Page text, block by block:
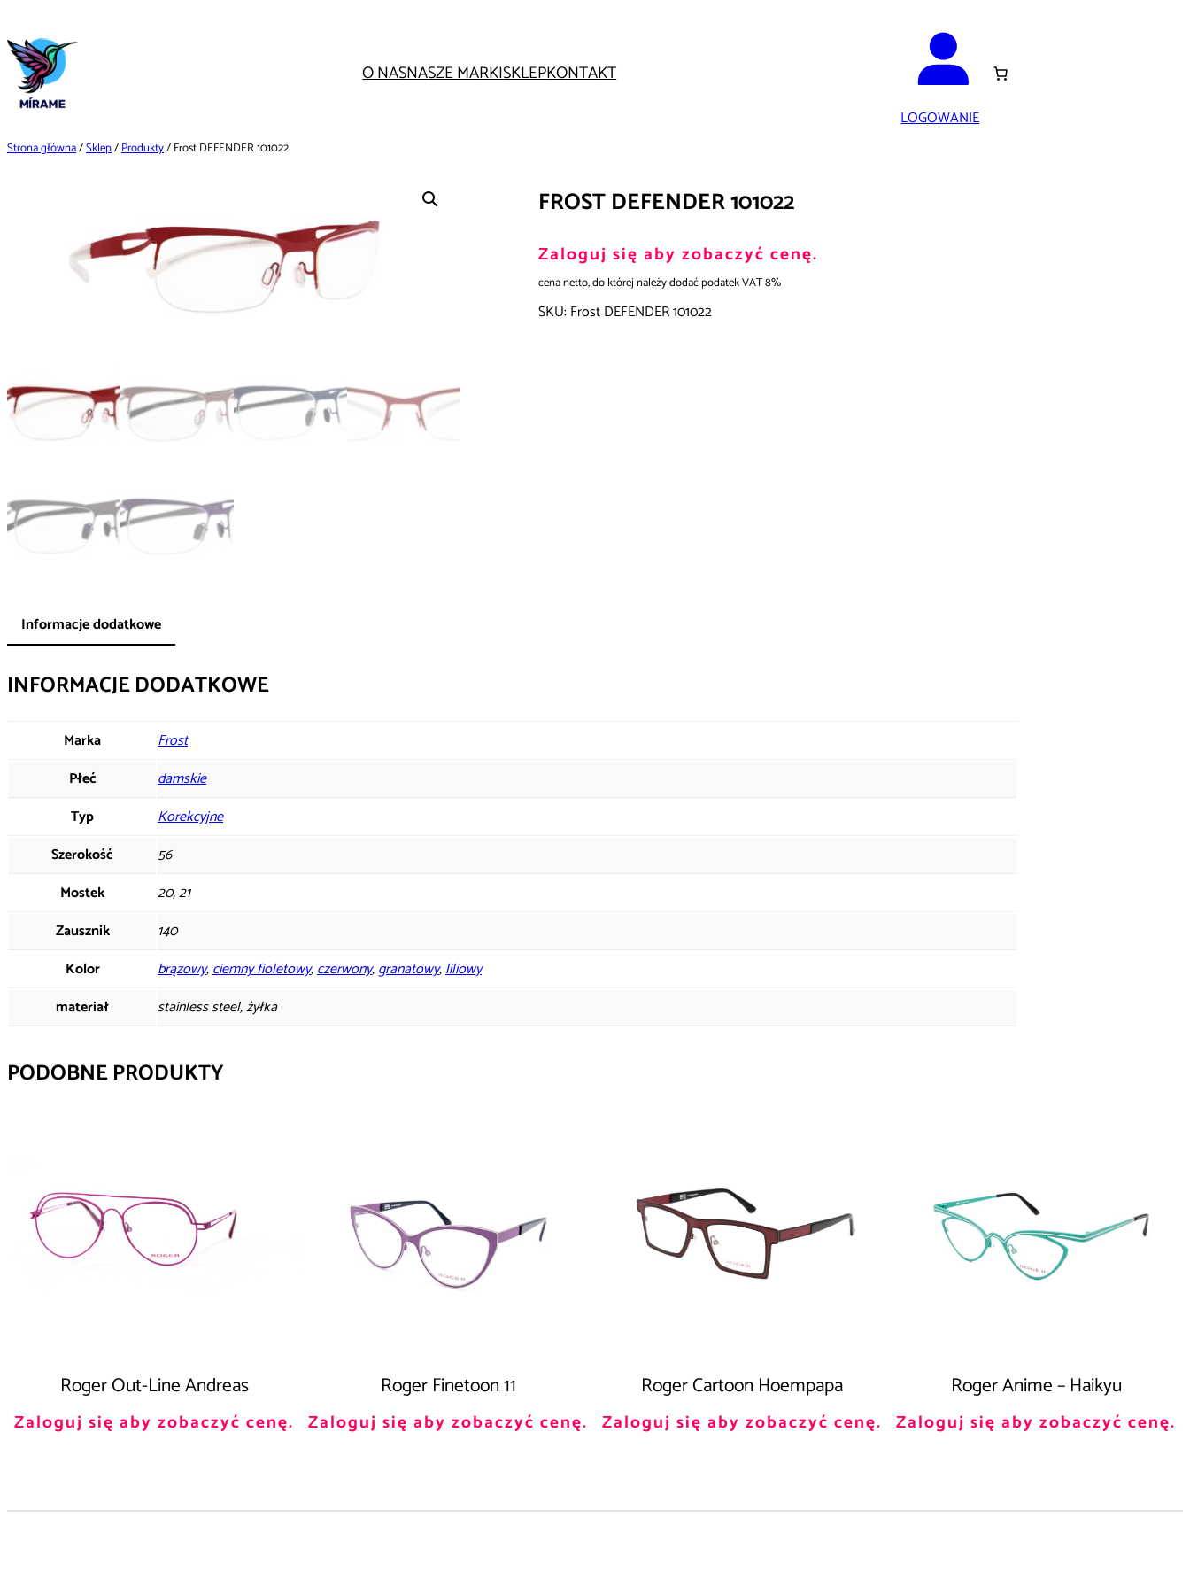
do
treści
O NASNASZE MARKISKLEPKONTAKT
LOGOWANIE
Strona główna/Sklep/Produkty/ Frost DEFENDER 101022
FROST DEFENDER 101022
Zaloguj się aby zobaczyć cenę.
cena netto, do której należy dodać podatek VAT 8%
SKU: Frost DEFENDER 101022
Informacje dodatkowe
INFORMACJE DODATKOWE
Marka
Frost
Płeć
damskie
Typ
Korekcyjne
Szerokość
56
Mostek
20, 21
Zausznik
140
Kolor
brązowy,ciemny fioletowy,czerwony,granatowy,liliowy
materiał
stainless steel, żyłka
PODOBNE PRODUKTY
Roger Out-Line Andreas
Zaloguj się aby zobaczyć cenę.
Roger Finetoon 11
Zaloguj się aby zobaczyć cenę.
Roger Cartoon Hoempapa
Zaloguj się aby zobaczyć cenę.
Roger Anime – Haikyu
Zaloguj się aby zobaczyć cenę.